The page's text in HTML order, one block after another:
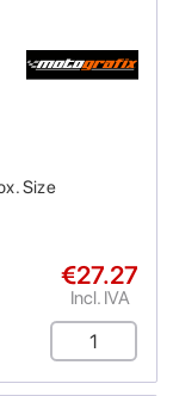
Size
€27.27
Incl. IVA